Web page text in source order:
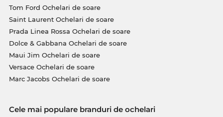
Tom Ford Ochelari de soare
Saint Laurent Ochelari de soare
Prada Linea Rossa Ochelari de soare
Dolce & Gabbana Ochelari de soare
Maui Jim Ochelari de soare
Versace Ochelari de soare
Marc Jacobs Ochelari de soare
Cele mai populare branduri de ochelari